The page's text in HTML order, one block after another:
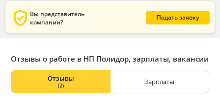
verified_user Вы представитель
компании?
Подать заявку
Отзывы о работе в НП Полидор, зарплаты, вакансии
Отзывы
(2) Зарплаты